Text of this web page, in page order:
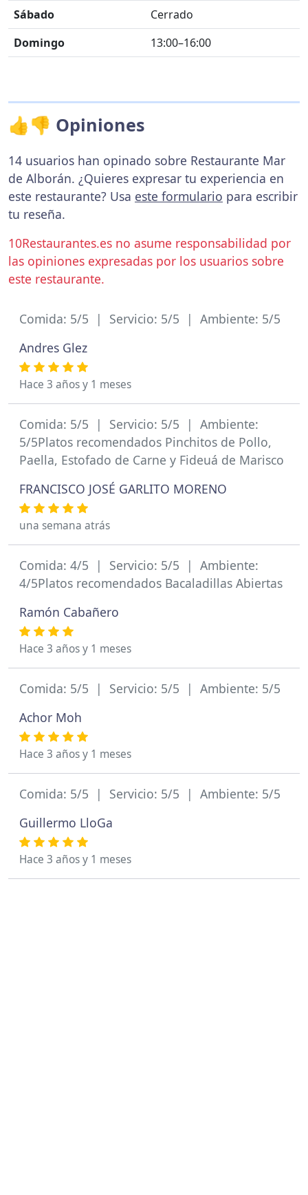
Sábado
Cerrado
Domingo
13:00–16:00
👍👎 Opiniones
14 usuarios han opinado sobre Restaurante Mar
de Alborán. ¿Quieres expresar tu experiencia en
este restaurante? Usa este formulario para escribir
tu reseña.
10Restaurantes.es no asume responsabilidad por
las opiniones expresadas por los usuarios sobre
este restaurante.
Comida: 5/5 | Servicio: 5/5 | Ambiente: 5/5
Andres Glez
Hace 3 años y 1 meses
Comida: 5/5 | Servicio: 5/5 | Ambiente:
5/5Platos recomendados Pinchitos de Pollo,
Paella, Estofado de Carne y Fideuá de Marisco
FRANCISCO JOSÉ GARLITO MORENO
una semana atrás
Comida: 4/5 | Servicio: 5/5 | Ambiente:
4/5Platos recomendados Bacaladillas Abiertas
Ramón Cabañero
Hace 3 años y 1 meses
Comida: 5/5 | Servicio: 5/5 | Ambiente: 5/5
Achor Moh
Hace 3 años y 1 meses
Comida: 5/5 | Servicio: 5/5 | Ambiente: 5/5
Guillermo LloGa
Hace 3 años y 1 meses